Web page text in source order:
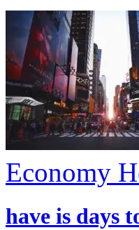
Economy
have is days